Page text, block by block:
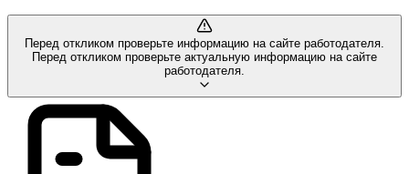
Перед откликом проверьте информацию на сайте работодателя.
Перед откликом проверьте актуальную информацию на сайте
работодателя.